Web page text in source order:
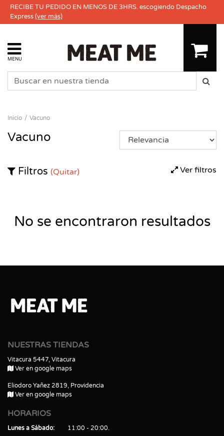
RECIBE TU PEDIDO EN MENOS DE 3HRS. escogiendo Despacho
Express(ver más)
MENU
Inicio Vacuno
Vacuno
Ver filtros
Filtros (Quitar)
No se encontraron resultados
NUESTRAS TIENDAS
Vitacura 5447, Vitacura
Ver en google maps
Eliodoro Yañez 2819, Providencia
Ver en google maps
HORARIOS
Lunes a Sábado
11:00 - 20:00